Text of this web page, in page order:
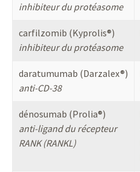
inhibiteur du protéasome
carfilzomib (Kyprolis®)
inhibiteur du protéasome
daratumumab (Darzalex®)
anti-CD-38
dénosumab (Prolia®)
anti-ligand du récepteur
RANK (RANKL)